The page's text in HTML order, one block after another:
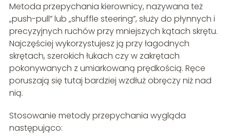
Metoda przepychania kierownicy, nazywana też
„push-pull” lub „shuffle steering”, służy do płynnych i
precyzyjnych ruchów przy mniejszych kątach skrętu.
Najczęściej wykorzystujesz ją przy łagodnych
skrętach, szerokich łukach czy w zakrętach
pokonywanych z umiarkowaną prędkością. Ręce
poruszają się tutaj bardziej wzdłuż obręczy niż nad
nią.
Stosowanie metody przepychania wygląda
następująco: